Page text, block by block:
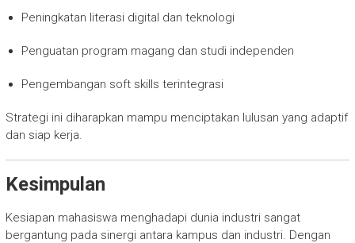
Peningkatan literasi digital dan teknologi
Penguatan program magang dan studi independen
Pengembangan soft skills terintegrasi
Strategi ini diharapkan mampu menciptakan lulusan yang adaptif
dan siap kerja.
Kesimpulan
Kesiapan mahasiswa menghadapi dunia industri sangat
bergantung pada sinergi antara kampus dan industri. Dengan